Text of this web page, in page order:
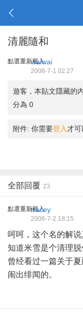
清麗隨和
點選重新載入
waiwai
2006-7-1 02:27
遊客，本貼文隱藏的
分為 0
附件: 你需要登入 才
全部回覆 23
點選重新載入
tracey
2006-7-2 18:15
呵呵，这个名的解
知道米雪是个清理脱
曾经看过一篇关于
闹出绯闻的。